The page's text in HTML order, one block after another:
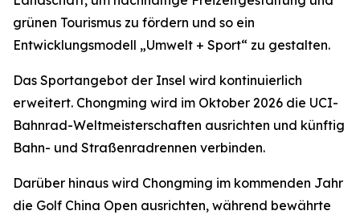
grünen Tourismus zu fördern und so ein
Entwicklungsmodell „Umwelt + Sport“ zu gestalten.
Das Sportangebot der Insel wird kontinuierlich
erweitert. Chongming wird im Oktober 2026 die UCI-
Bahnrad-Weltmeisterschaften ausrichten und künftig
Bahn- und Straßenradrennen verbinden.
Darüber hinaus wird Chongming im kommenden Jahr
die Golf China Open ausrichten, während bewährte